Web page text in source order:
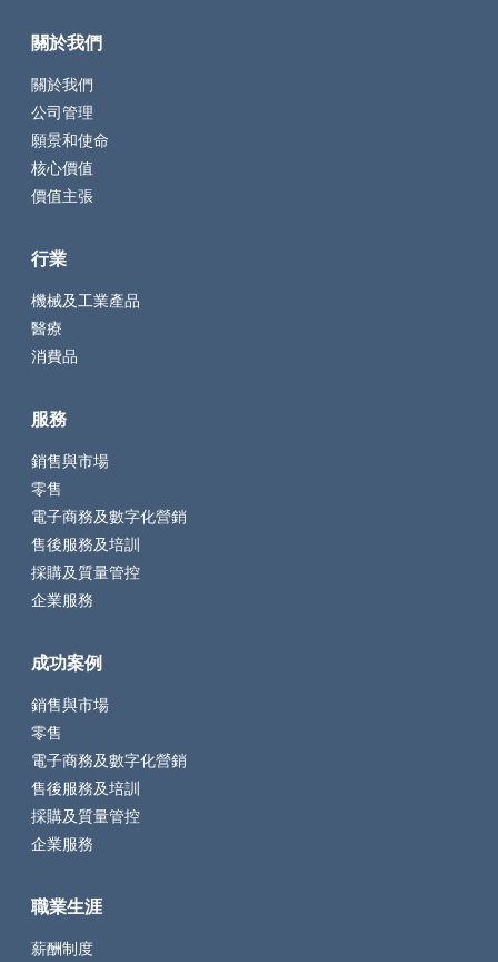
關於我們
關於我們
公司管理
願景和使命
核心價值
價值主張
行業
機械及工業產品
醫療
消費品
服務
銷售與市場
零售
電子商務及數字化營銷
售後服務及培訓
採購及質量管控
企業服務
成功案例
銷售與市場
零售
電子商務及數字化營銷
售後服務及培訓
採購及質量管控
企業服務
職業生涯
薪酬制度